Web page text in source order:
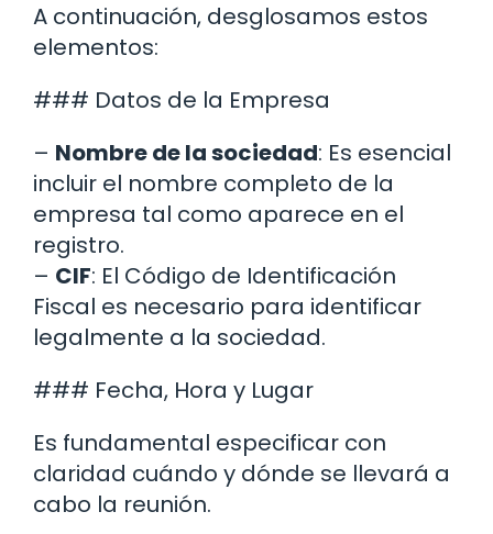
A continuación, desglosamos estos
elementos:
### Datos de la Empresa
– Nombre de la sociedad: Es esencial
incluir el nombre completo de la
empresa tal como aparece en el
registro.
– CIF: El Código de Identificación
Fiscal es necesario para identificar
legalmente a la sociedad.
### Fecha, Hora y Lugar
Es fundamental especificar con
claridad cuándo y dónde se llevará a
cabo la reunión.